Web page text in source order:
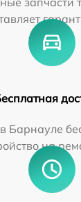
Барнауле
на